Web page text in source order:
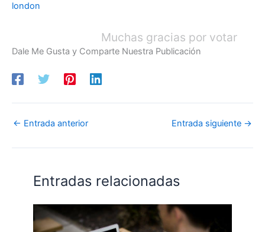
london
Muchas gracias por votar
Dale Me Gusta y Comparte Nuestra Publicación
← Entrada anterior Entrada siguiente →
Entradas relacionadas